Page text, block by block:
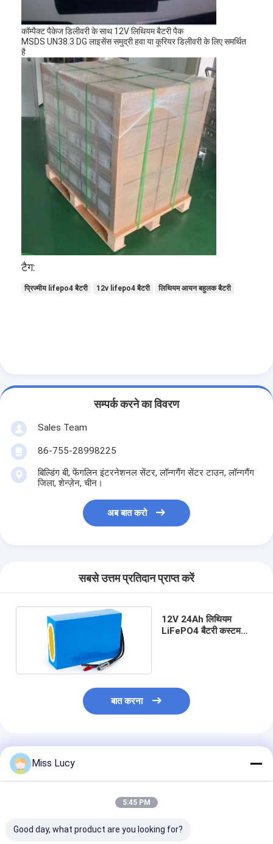
हमारे बारे में
कारखाना भ्रमण
गुणवत्ता नियंत्रण
संपर्क करें
समाचार
अब बात करो
लिथियम LiFePO4 बैटरी
लिथियम आयन रिचार्जेबल बैटरी
निम बैटरी पैक
रिचार्जेबल फ्लैशलाइट बैटरी
ली Mno2 बैटरी
प्राथमिक लिथियम बैटरी
कॉम्पैक्ट पैकेज डिलीवरी के साथ 12V लिथियम बैटरी पैक
MSDS UN38.3 DG लाइसेंस समुद्री हवा या कूरियर डिलीवरी के लिए समर्थित
है
टैग:
प्रिज्मीय lifepo4 बैटरी 12v lifepo4 बैटरी लिथियम आयन बहुलक बैटरी
सम्पर्क करने का विवरण
Sales Team
86-755-28998225
बिल्डिंग बी, फेंगलिन इंटरनेशनल सेंटर, लॉन्गगैंग सेंटर टाउन, लॉन्गगैंग
जिला, शेन्ज़ेन, चीन।
अब बात करो
सबसे उत्तम प्रतिदान प्राप्त करें
12V 24Ah लिथियम
LiFePO4 बैटरी कस्टम
बात करना
अनुशंसित उत्पाद
Miss Lucy
5:45 PM
Good day, what product are you looking for?